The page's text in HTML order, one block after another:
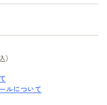
）
ルについて